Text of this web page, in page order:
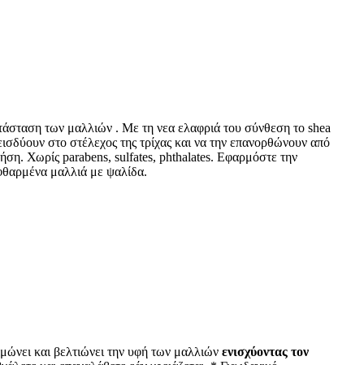
των μαλλιών . Με τη νεα ελαφριά του σύνθεση το shea
στο στέλεχος της τρίχας και να την επανορθώνουν από
Χωρίς parabens, sulfates, phthalates. Εφαρμόστε την
μαλλιά με ψαλίδα.
και βελτιώνει την υφή των μαλλιών ενισχύοντας τον